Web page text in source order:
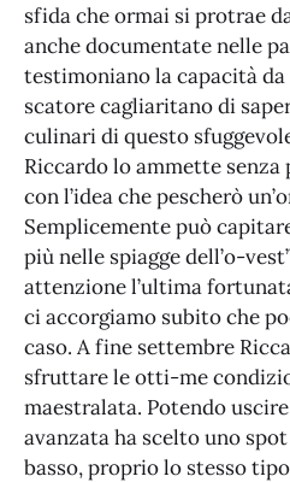
sfida che ormai si protrae
anche documentate nelle
testimoniano la capacità
scatore cagliaritano di
culinari di questo
Riccardo lo ammette senza
con l’idea che pescherò
Semplicemente può
più nelle spiagge dell’o-
attenzione l’ultima
ci accorgiamo subito che
caso. A fine settembre
sfruttare le otti-me
maestralata. Potendo
avanzata ha scelto uno
basso, proprio lo stesso